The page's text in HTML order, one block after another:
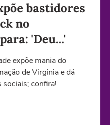
bastidores
no
'Deu...'
expõe mania do
de Virginia e dá
sociais; confira!